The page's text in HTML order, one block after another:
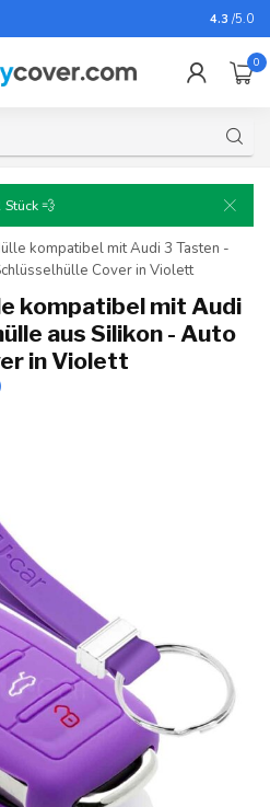
Für fast
4.3 /5.0
0
Stück 💨
kompatibel mit Audi 3 Tasten -
Cover in Violett
kompatibel mit Audi
aus Silikon - Auto
in Violett